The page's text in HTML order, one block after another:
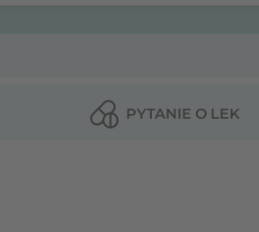
PYTANIE O LEK